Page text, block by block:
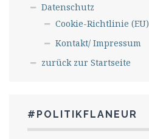
Datenschutz
Cookie-Richtlinie (EU)
Kontakt/ Impressum
zurück zur Startseite
#POLITIKFLANEUR